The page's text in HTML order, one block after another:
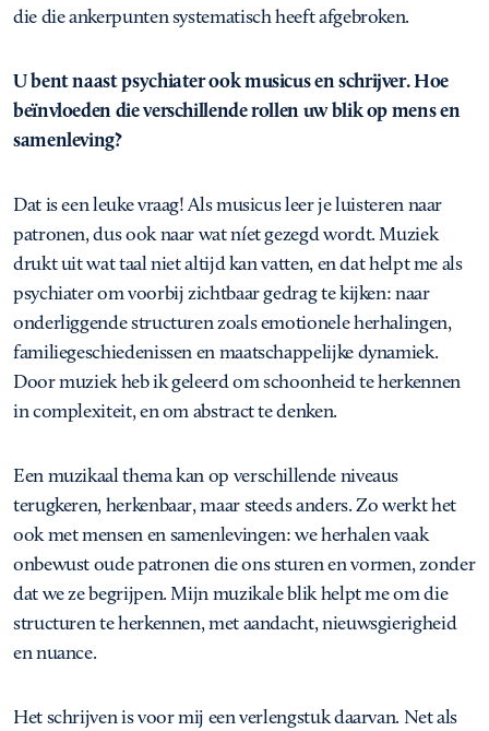
die die ankerpunten systematisch heeft afgebroken.
U bent naast psychiater ook musicus en schrijver. Hoe
beïnvloeden die verschillende rollen uw blik op mens en
samenleving?
Dat is een leuke vraag! Als musicus leer je luisteren naar
patronen, dus ook naar wat níet gezegd wordt. Muziek
drukt uit wat taal niet altijd kan vatten, en dat helpt me als
psychiater om voorbij zichtbaar gedrag te kijken: naar
onderliggende structuren zoals emotionele herhalingen,
familiegeschiedenissen en maatschappelijke dynamiek.
Door muziek heb ik geleerd om schoonheid te herkennen
in complexiteit, en om abstract te denken.
Een muzikaal thema kan op verschillende niveaus
terugkeren, herkenbaar, maar steeds anders. Zo werkt het
ook met mensen en samenlevingen: we herhalen vaak
onbewust oude patronen die ons sturen en vormen, zonder
dat we ze begrijpen. Mijn muzikale blik helpt me om die
structuren te herkennen, met aandacht, nieuwsgierigheid
en nuance.
Het schrijven is voor mij een verlengstuk daarvan. Net als